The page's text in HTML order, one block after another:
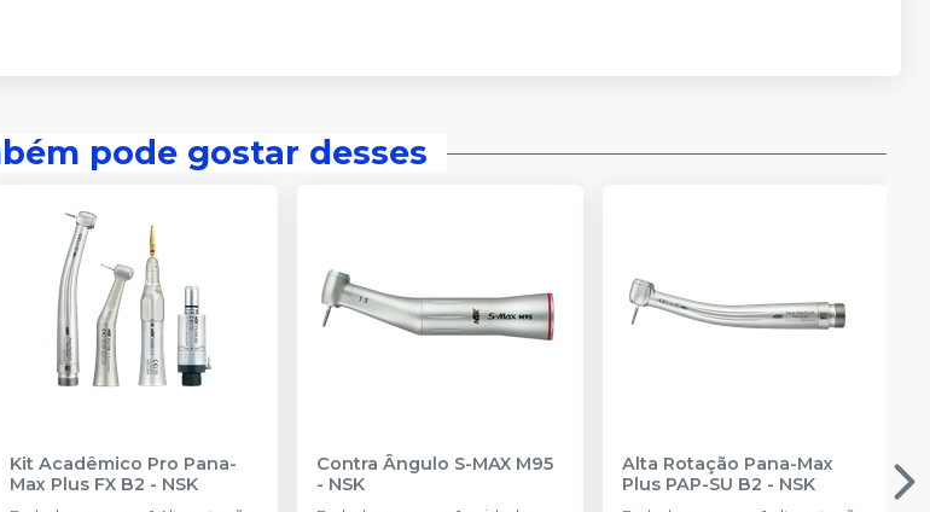
pode gostar desses
Kit Acadêmico Pro Pana-
Max Plus FX B2 - NSK
Contra Ângulo S-MAX M95
- NSK
Alta Rotação Pana-Max
Plus PAP-SU B2 - NSK